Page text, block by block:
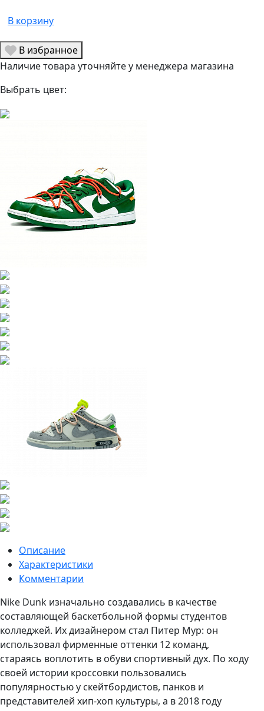
В корзину
В избранное
Наличие товара уточняйте у менеджера магазина
Выбрать цвет:
Описание
Характеристики
Комментарии
Nike Dunk изначально создавались в качестве
составляющей баскетбольной формы студентов
колледжей. Их дизайнером стал Питер Мур: он
использовал фирменные оттенки 12 команд,
стараясь воплотить в обуви спортивный дух. По ходу
своей истории кроссовки пользовались
популярностью у скейтбордистов, панков и
представителей хип-хоп культуры, а в 2018 году